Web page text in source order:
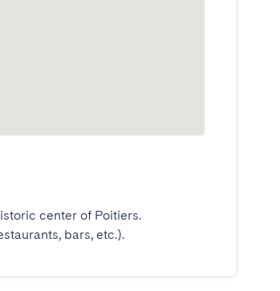
center of Poitiers.
bars, etc.).